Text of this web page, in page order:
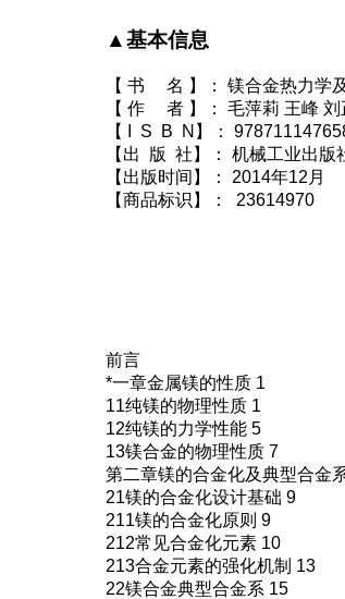
▲基本信息
【 书 名 】： 镁合金热力学
【 作 者 】： 毛萍莉 王峰 刘
【 I S B N】：
【出 版 社】： 机械工业出版
【出版时间】： 2014年12月
【商品标识】： 23614970
前言
*一章金属镁的性质 1
11纯镁的物理性质 1
12纯镁的力学性能 5
13镁合金的物理性质 7
第二章镁的合金化及典型合金
21镁的合金化设计基础 9
211镁的合金化原则 9
212常见合金化元素 10
213合金元素的强化机制 13
22镁合金典型合金系 15